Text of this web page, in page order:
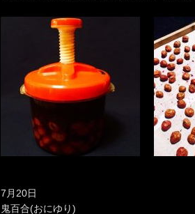
7月20日
鬼百合(おにゆり)